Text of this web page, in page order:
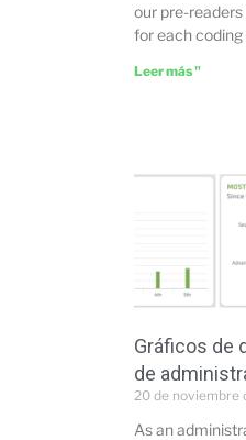
our pre-readers
for each
Leer más "
Gráficos de
de
20 de noviembre
As an